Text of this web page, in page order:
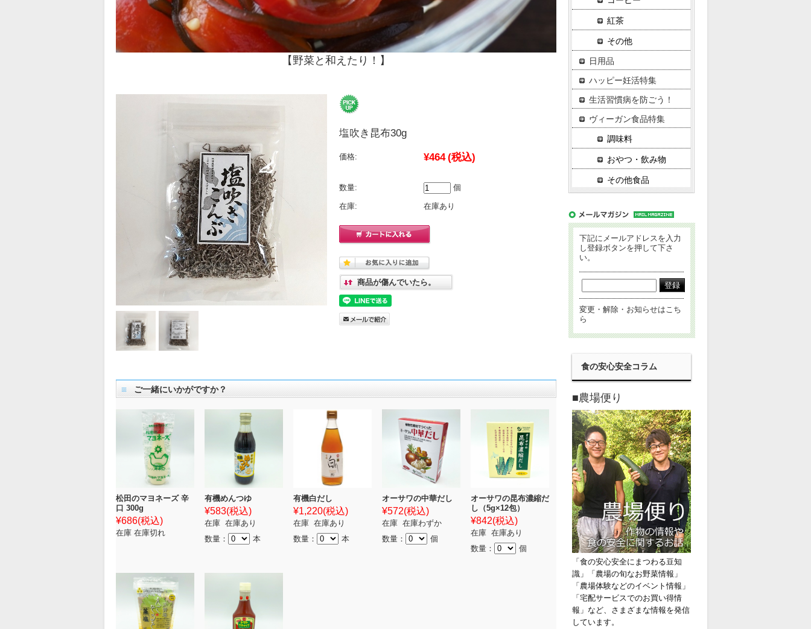
【野菜と和えたり！】
塩吹き昆布30g
価格: ¥464 (税込)
数量: 個
在庫: 在庫あり
商品が傷んでいたら。
ご一緒にいかがですか？
松田のマヨネーズ 辛
口 300g
¥686(税込)
在庫 在庫切れ
有機めんつゆ
¥583(税込)
在庫 在庫あり
数量：
本
有機白だし
¥1,220(税込)
在庫 在庫あり
数量：
本
オーサワの中華だし
¥572(税込)
在庫 在庫わずか
数量：
個
オーサワの昆布濃縮だ
し（5g×12包）
¥842(税込)
在庫 在庫あり
数量：
個
紅茶
その他
日用品
ハッピー妊活特集
生活習慣病を防ごう！
ヴィーガン食品特集
調味料
おやつ・飲み物
その他食品
下記にメールアドレスを入力
し登録ボタンを押して下さ
い。
変更・解除・お知らせはこち
ら
食の安心安全コラム
■農場便り
「食の安心安全にまつわる豆知
識」「農場の旬なお野菜情報」
「農場体験などのイベント情報」
「宅配サービスでのお買い得情
報」など、さまざまな情報を発信
しています。